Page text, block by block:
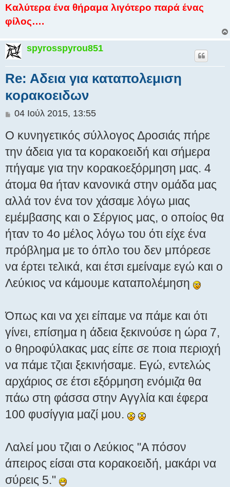
σ
η
Καλύτερα ένα θήραμα λιγότερο παρά ένας
φίλος….
spyrosspyrou851
Re: Aδεια για καταπολεμιση
κορακοειδων
Δ
μ
σ
ί
υ
σ
04 Ιούλ 2015, 13:55
Ο κυνηγετικός σύλλογος Δροσιάς πήρε
την άδεια για τα κορακοειδή και σήμερα
πήγαμε για την κορακοεξόρμηση μας. 4
άτομα θα ήταν κανονικά στην ομάδα μας
αλλά τον ένα τον χάσαμε λόγω μιας
εμέμβασης και ο Σέργιος μας, ο οποίος θα
ήταν το 4ο μέλος λόγω του ότι είχε ένα
πρόβλημα με το όπλο του δεν μπόρεσε
να έρτει τελικά, και έτσι εμείναμε εγώ και ο
Λεύκιος να κάμουμε καταπολέμηση
Όπως και να χει είπαμε να πάμε και ότι
γίνει, επίσημα η άδεια ξεκινούσε η ώρα 7,
ο θηροφύλακας μας είπε σε ποια περιοχή
να πάμε τζιαι ξεκινήσαμε. Εγώ, εντελώς
αρχάριος σε έτσι εξόρμηση ενόμιζα θα
πάω στη φάσσα στην Αγγλία και έφερα
100 φυσίγγια μαζί μου.
Λαλεί μου τζιαι ο Λεύκιος "Α πόσον
άπειρος είσαι στα κορακοειδή, μακάρι να
σύρεις 5."